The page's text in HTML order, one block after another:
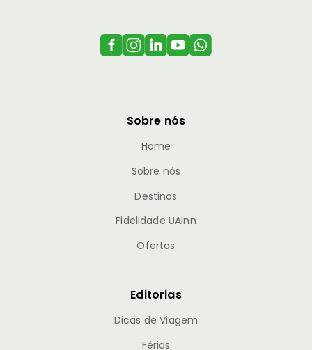
Sobre nós
Home
Sobre nós
Destinos
Fidelidade UAInn
Ofertas
Editorias
Dicas de Viagem
Férias